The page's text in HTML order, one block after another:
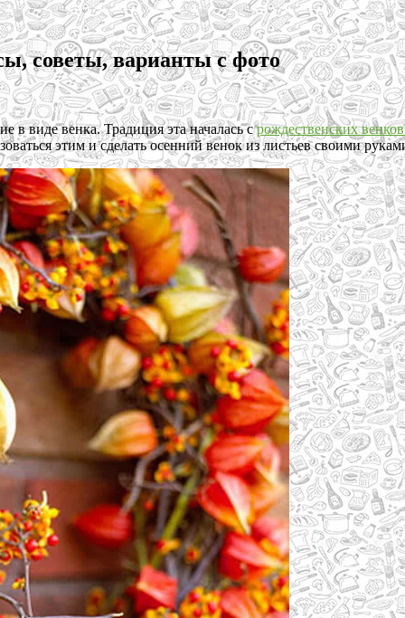
советы, варианты с фото
в виде венка. Традиция эта началась срождественских
этим и сделать осенний венок из листьев своими